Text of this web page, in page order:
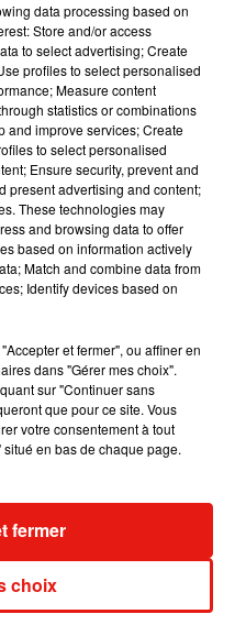
annonce un nouvel
sa tournée mondiale
Lens dévoilent leur
tant attendue
DJ Snake changeait de
son premier...
Latin Mafia dévoilent enfin
en...
data processing based on
Store and/or access
to select advertising; Create
profiles to select personalised
Measure content
statistics or combinations
and improve services; Create
to select personalised
Ensure security, prevent and
present advertising and content;
These technologies may
and browsing data to offer
based on information actively
Match and combine data from
Identify devices based on
et fermer", ou affiner en
dans "Gérer mes choix".
sur "Continuer sans
que pour ce site. Vous
votre consentement à tout
en bas de chaque page.
choix
fermer